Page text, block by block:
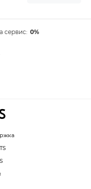
сервис: 0%